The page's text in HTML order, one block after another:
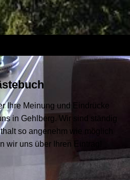
Ihre Meinung und Eindrücke
in Gehlberg. Wir sind ständig
so angenehm wie möglich
wir uns über Ihren Eintrag!